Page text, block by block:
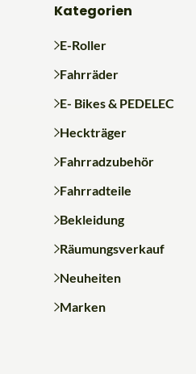
Kategorien
E-Roller
Fahrräder
E- Bikes & PEDELEC
Heckträger
Fahrradzubehör
Fahrradteile
Bekleidung
Räumungsverkauf
Neuheiten
Marken